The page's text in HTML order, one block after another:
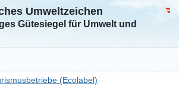
Umweltzeichen
Gütesiegel für Umwelt und
(Ecolabel)